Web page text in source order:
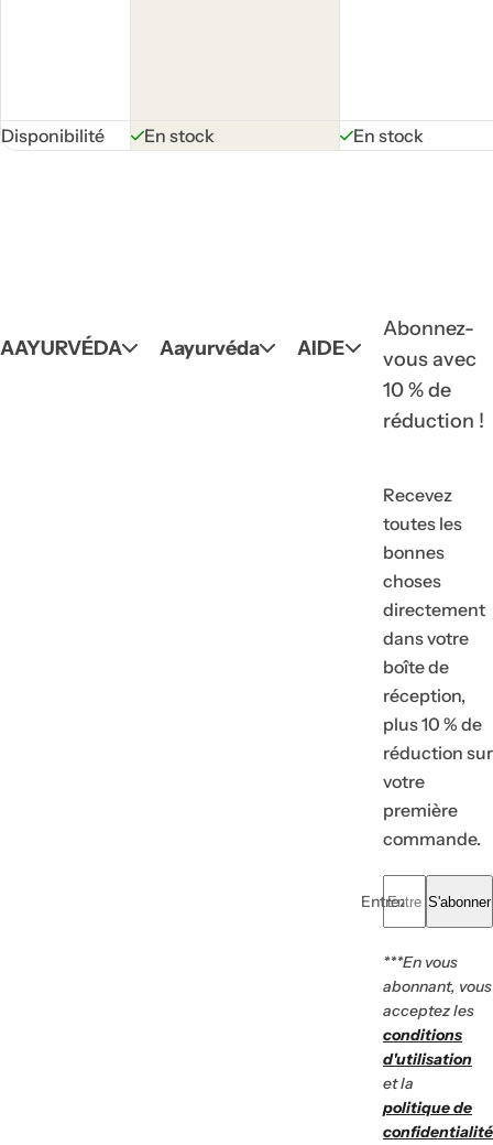
Disponibilité En stock En stock
AAYURVÉDA Aayurvéda AIDE
Abonnez-
vous avec
10 % de
réduction !
Recevez
toutes les
bonnes
choses
directement
dans votre
boîte de
réception,
plus 10 % de
réduction sur
votre
première
commande.
Entrez votre e-
S'abonner
***En vous
abonnant, vous
acceptez les
conditions
d'utilisation
et la
politique de
confidentialité